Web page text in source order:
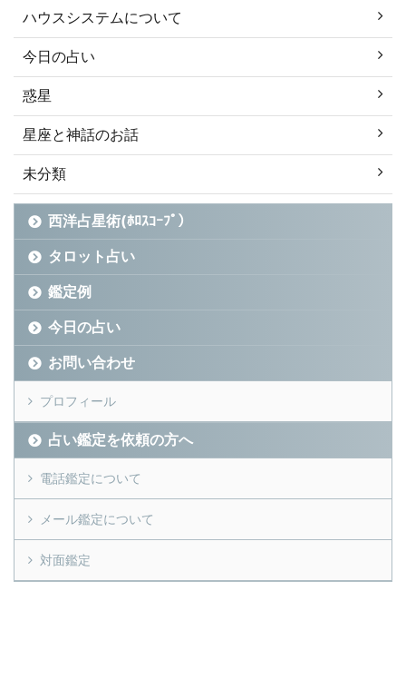
ハウスシステムについて
今日の占い
惑星
星座と神話のお話
未分類
西洋占星術(ﾎﾛｽｺｰﾌﾟ）
タロット占い
鑑定例
今日の占い
お問い合わせ
プロフィール
占い鑑定を依頼の方へ
電話鑑定について
メール鑑定について
対面鑑定